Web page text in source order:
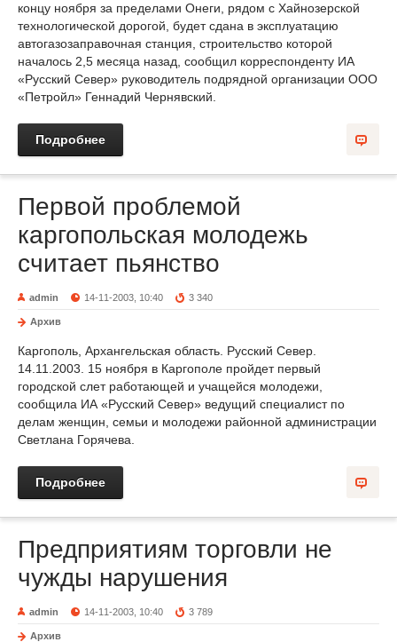
концу ноября за пределами Онеги, рядом с Хайнозерской
технологической дорогой, будет сдана в эксплуатацию
автогазозаправочная станция, строительство которой
началось 2,5 месяца назад, сообщил корреспонденту ИА
«Русский Север» руководитель подрядной организации ООО
«Петройл» Геннадий Чернявский.
Подробнее
Первой проблемой
каргопольская молодежь
считает пьянство
admin 14-11-2003, 10:40 3 340
Архив
Каргополь, Архангельская область. Русский Север.
14.11.2003. 15 ноября в Каргополе пройдет первый
городской слет работающей и учащейся молодежи,
сообщила ИА «Русский Север» ведущий специалист по
делам женщин, семьи и молодежи районной администрации
Светлана Горячева.
Подробнее
Предприятиям торговли не
чужды нарушения
admin 14-11-2003, 10:40 3 789
Архив